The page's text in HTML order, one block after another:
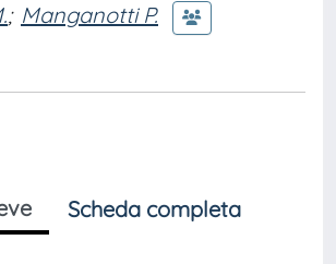
; Manganotti P.
Scheda completa